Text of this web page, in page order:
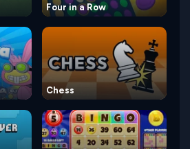
Four in a Row
Chess